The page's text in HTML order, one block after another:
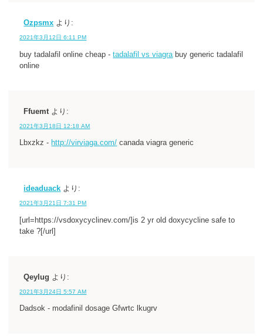
Ozpsmx より:
2021年3月12日 6:11 PM
buy tadalafil online cheap -tadalafil vs viagrabuy generic tadalafil
online
Ffuemt より:
2021年3月18日 12:18 AM
Lbxzkz - http://virviaga.com/ canada viagra generic
ideaduack より:
2021年3月21日 7:31 PM
[url=https://vsdoxycyclinev.com/]is 2 yr old doxycycline safe to
take ?[/url]
Qeylug より:
2021年3月24日 5:57 AM
Dadsok - modafinil dosage Gfwrtc lkugrv